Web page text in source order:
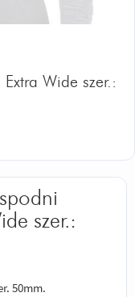
Wide szer.:
szer.:
50mm.